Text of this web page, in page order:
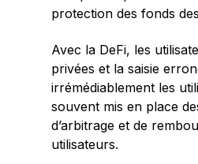
protection des fonds
Avec la DeFi, les
privées et la saisie
irrémédiablement les
souvent mis en place
d’arbitrage et de
utilisateurs.